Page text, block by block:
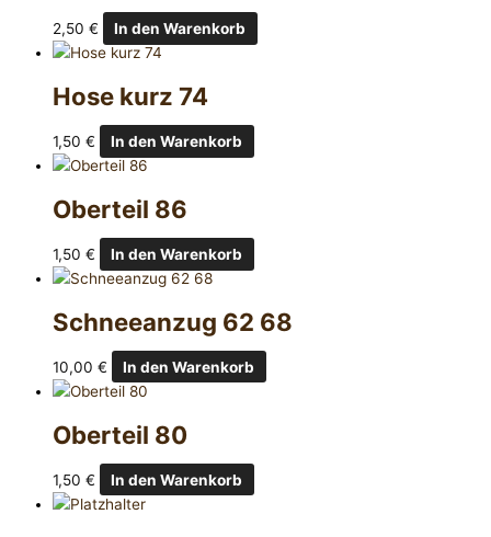
2,50 € In den Warenkorb
Hose kurz 74
1,50 € In den Warenkorb
Oberteil 86
1,50 € In den Warenkorb
Schneeanzug 62 68
10,00 € In den Warenkorb
Oberteil 80
1,50 € In den Warenkorb